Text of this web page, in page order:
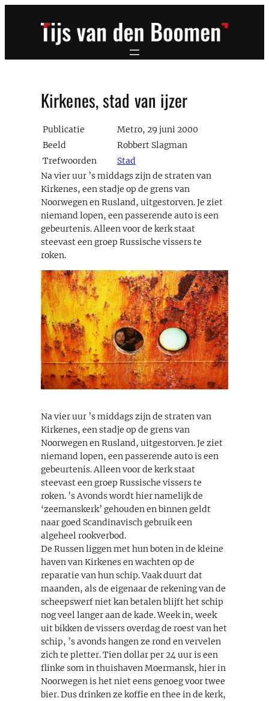
Kirkenes, stad van ijzer
Publicatie
Metro, 29 juni 2000
Beeld
Robbert Slagman
Trefwoorden
Stad
Na vier uur ’s middags zijn de straten van
Kirkenes, een stadje op de grens van
Noorwegen en Rusland, uitgestorven. Je ziet
niemand lopen, een passerende auto is een
gebeurtenis. Alleen voor de kerk staat
steevast een groep Russische vissers te
roken.
Na vier uur ’s middags zijn de straten van
Kirkenes, een stadje op de grens van
Noorwegen en Rusland, uitgestorven. Je ziet
niemand lopen, een passerende auto is een
gebeurtenis. Alleen voor de kerk staat
steevast een groep Russische vissers te
roken. ’s Avonds wordt hier namelijk de
‘zeemanskerk’ gehouden en binnen geldt
naar goed Scandinavisch gebruik een
algeheel rookverbod.
De Russen liggen met hun boten in de kleine
haven van Kirkenes en wachten op de
reparatie van hun schip. Vaak duurt dat
maanden, als de eigenaar de rekening van de
scheepswerf niet kan betalen blijft het schip
nog veel langer aan de kade. Week in, week
uit bikken de vissers overdag de roest van het
schip, ’s avonds hangen ze rond en vervelen
zich te pletter. Tien dollar per 24 uur is een
flinke som in thuishaven Moermansk, hier in
Noorwegen is het niet eens genoeg voor twee
bier. Dus drinken ze koffie en thee in de kerk,